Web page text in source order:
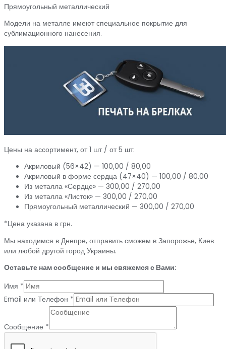
Прямоугольный металлический
Модели на металле имеют специальное покрытие для
сублимационного нанесения.
Цены на ассортимент, от 1 шт / от 5 шт:
Акриловый (56×42) — 100,00 / 80,00
Акриловый в форме сердца (47×40) — 100,00 / 80,00
Из металла «Сердце» — 300,00 / 270,00
Из металла «Листок» — 300,00 / 270,00
Прямоугольный металлический — 300,00 / 270,00
*Цена указана в грн.
Мы находимся в Днепре, отправить сможем в Запорожье, Киев
или любой другой город Украины.
Оставьте нам сообщение и мы свяжемся с Вами:
Имя *
Email или Телефон *
Сообщение *